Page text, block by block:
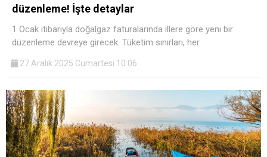
düzenleme! İşte detaylar
1 Ocak itibarıyla doğalgaz faturalarında illere göre yeni bir
düzenleme devreye girecek. Tüketim sınırları, her
27 Aralık 2025 Cumartesi 10:06